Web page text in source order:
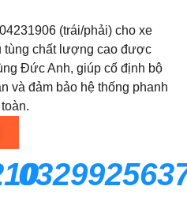
(trái/phải) cho xe
tùng chất lượng cao được
Đức Anh, giúp cố định bộ
và đảm bảo hệ thống phanh